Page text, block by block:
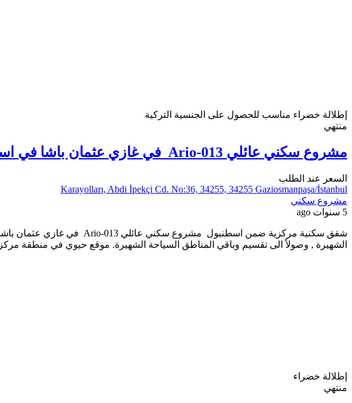
إطلالة خضراء مناسب للحصول على الجنسية التركية
منتهي
مشروع سكني عائلي Ario-013 في غازي عثمان باشا في اسطنبول
السعر عند الطلب
Karayolları, Abdi İpekçi Cd. No:36, 34255, 34255 Gaziosmanpaşa/İstanbul
مشروع سكني
5 سنوات ago
الشهيرة , وصولاً الى تقسيم وباقي المناطق السياحة الشهيرة. موقع حيوي في منطقة
إطلالة خضراء
منتهي